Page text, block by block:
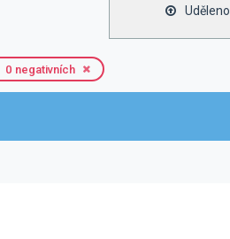
Uděleno
0 negativních